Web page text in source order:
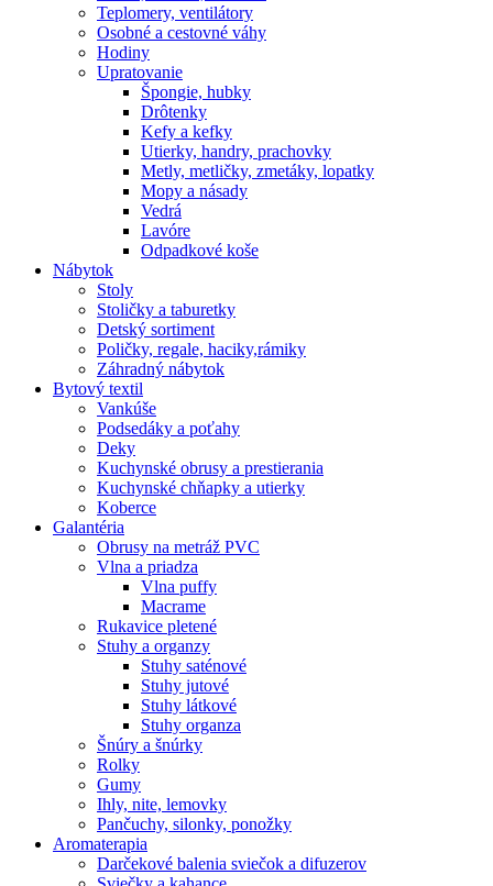
Teplomery, ventilátory
Osobné a cestovné váhy
Hodiny
Upratovanie
Špongie, hubky
Drôtenky
Kefy a kefky
Utierky, handry, prachovky
Metly, metličky, zmetáky, lopatky
Mopy a násady
Vedrá
Lavóre
Odpadkové koše
Nábytok
Stoly
Stoličky a taburetky
Detský sortiment
Poličky, regale, haciky,rámiky
Záhradný nábytok
Bytový textil
Vankúše
Podsedáky a poťahy
Deky
Kuchynské obrusy a prestierania
Kuchynské chňapky a utierky
Koberce
Galantéria
Obrusy na metráž PVC
Vlna a priadza
Vlna puffy
Macrame
Rukavice pletené
Stuhy a organzy
Stuhy saténové
Stuhy jutové
Stuhy látkové
Stuhy organza
Šnúry a šnúrky
Rolky
Gumy
Ihly, nite, lemovky
Pančuchy, silonky, ponožky
Aromaterapia
Darčekové balenia sviečok a difuzerov